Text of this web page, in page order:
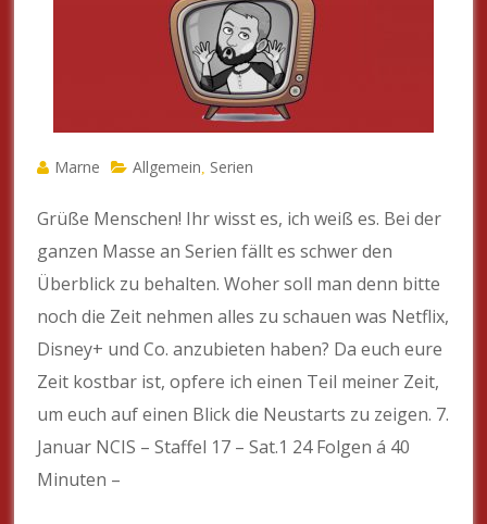
Marne Allgemein Serien
Grüße Menschen! Ihr wisst es, ich weiß es. Bei der
ganzen Masse an Serien fällt es schwer den
Überblick zu behalten. Woher soll man denn bitte
noch die Zeit nehmen alles zu schauen was Netflix,
Disney+ und Co. anzubieten haben? Da euch eure
Zeit kostbar ist, opfere ich einen Teil meiner Zeit,
um euch auf einen Blick die Neustarts zu zeigen. 7.
Januar NCIS – Staffel 17 – Sat.1 24 Folgen á 40
Minuten –